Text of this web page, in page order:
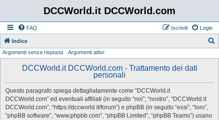
DCCWorld.it DCCWorld.com
FAQ Login
Iscriviti
Indice
Argomenti senza risposta Argomenti attivi
DCCWorld.it DCCWorld.com - Trattamento dei dati
personali
Questo paragrafo spiega dettagliatamente come “DCCWorld.it
DCCWorld.com” ed eventuali affiliati (in seguito “noi”, “nostro”, “DCCWorld.it
DCCWorld.com”, “https://dccworld.it/forum”) e phpBB (in seguito “essi”, “loro”,
“phpBB software”, “www.phpbb.com”, “phpBB Limited”, “phpBB Teams”) usano